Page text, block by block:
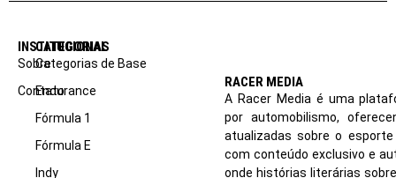
INSTITUCIONAL
Sobre
Contato
CATEGORIAS
Categorias de Base
Endurance
Fórmula 1
Fórmula E
Indy
RACER MEDIA
A Racer Media é uma
por automobilismo,
atualizadas sobre o
com conteúdo exclusivo e
onde histórias literárias